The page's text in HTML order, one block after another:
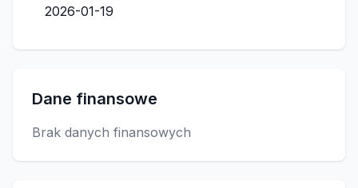
2026-01-19
Dane finansowe
Brak danych finansowych